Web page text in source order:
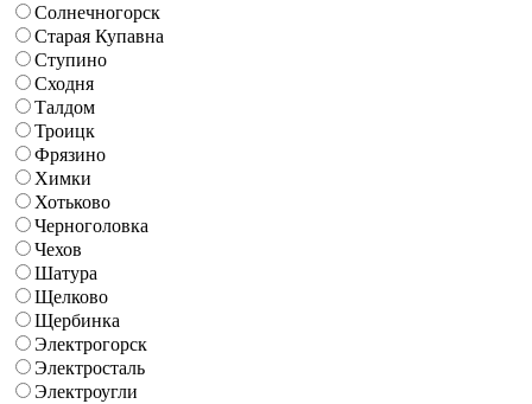
Солнечногорск
Старая Купавна
Ступино
Сходня
Талдом
Троицк
Фрязино
Химки
Хотьково
Черноголовка
Чехов
Шатура
Щелково
Щербинка
Электрогорск
Электросталь
Электроугли